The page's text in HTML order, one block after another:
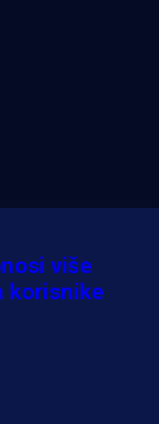
više
korisnike